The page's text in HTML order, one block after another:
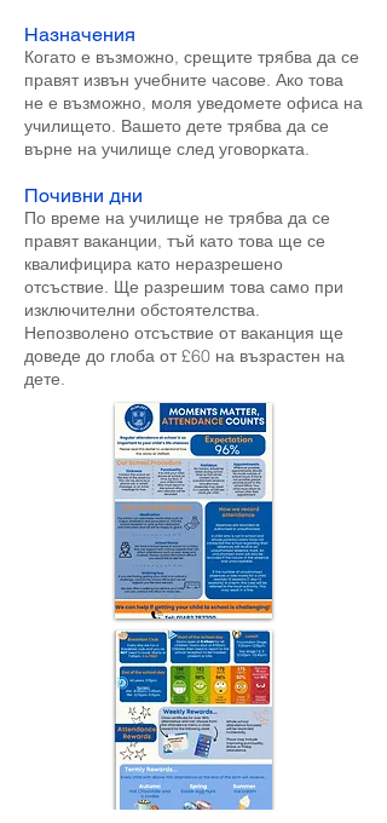
Назначения
Когато е възможно, срещите трябва да се
правят извън учебните часове. Ако това
не е възможно, моля уведомете офиса на
училището. Вашето дете трябва да се
върне на училище след уговорката.
Почивни дни
По време на училище не трябва да се
правят ваканции, тъй като това ще се
квалифицира като неразрешено
отсъствие. Ще разрешим това само при
изключителни обстоятелства.
Непозволено отсъствие от ваканция ще
доведе до глоба от £60 на възрастен на
дете.